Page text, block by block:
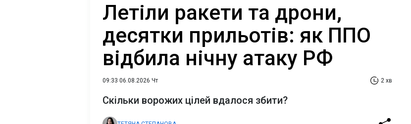
Летіли ракети та дрони,
десятки прильотів: як ППО
відбила нічну атаку РФ
09:33 06.08.2026 Чт 2 хв
Скільки ворожих цілей вдалося збити?